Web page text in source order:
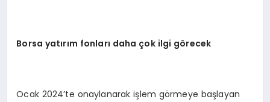
Borsa yatırım fonları daha çok ilgi görecek
Ocak 2024’te onaylanarak işlem görmeye başlayan